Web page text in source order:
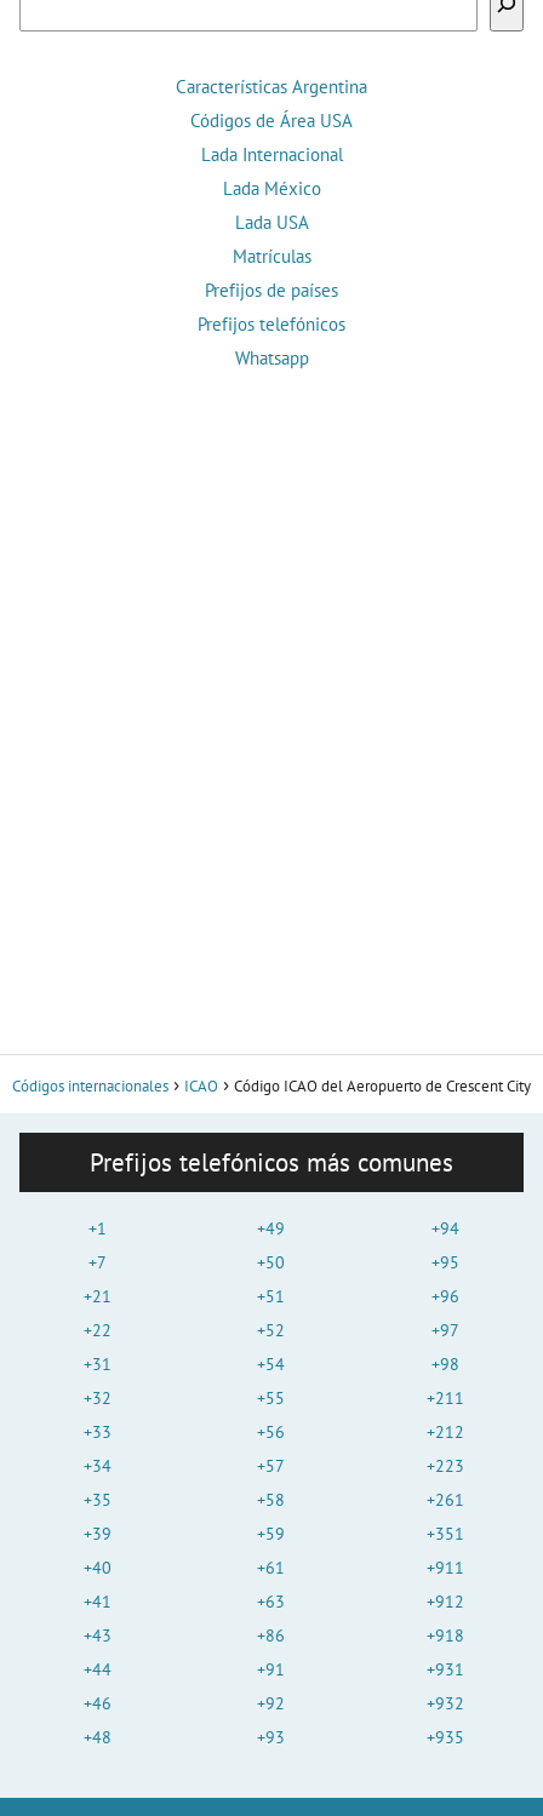
Características Argentina
Códigos de Área USA
Lada Internacional
Lada México
Lada USA
Matrículas
Prefijos de países
Prefijos telefónicos
Whatsapp
Códigos internacionales ICAO Código ICAO del Aeropuerto de Crescent City
Prefijos telefónicos más comunes
+1
+7
+21
+22
+31
+32
+33
+34
+35
+39
+40
+41
+43
+44
+46
+48
+49
+50
+51
+52
+54
+55
+56
+57
+58
+59
+61
+63
+86
+91
+92
+93
+94
+95
+96
+97
+98
+211
+212
+223
+261
+351
+911
+912
+918
+931
+932
+935